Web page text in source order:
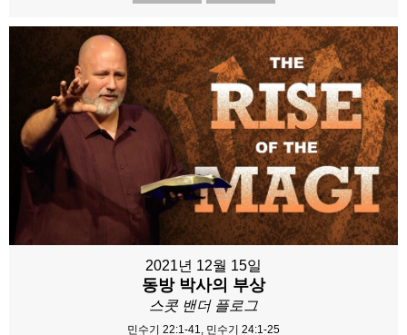
2021년 12월 15일
동방 박사의 부상
스콧 밴더 플로그
민수기 22:1-41, 민수기 24:1-25